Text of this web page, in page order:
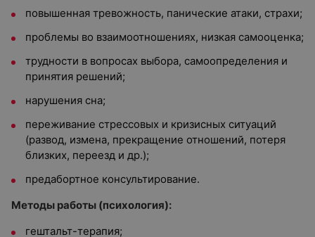
повышенная тревожность, панические атаки, страхи;
проблемы во взаимоотношениях, низкая самооценка;
трудности в вопросах выбора, самоопределения и
принятия решений;
нарушения сна;
переживание стрессовых и кризисных ситуаций
(развод, измена, прекращение отношений, потеря
близких, переезд и др.);
предабортное консультирование.
Методы работы (психология):
гештальт-терапия;